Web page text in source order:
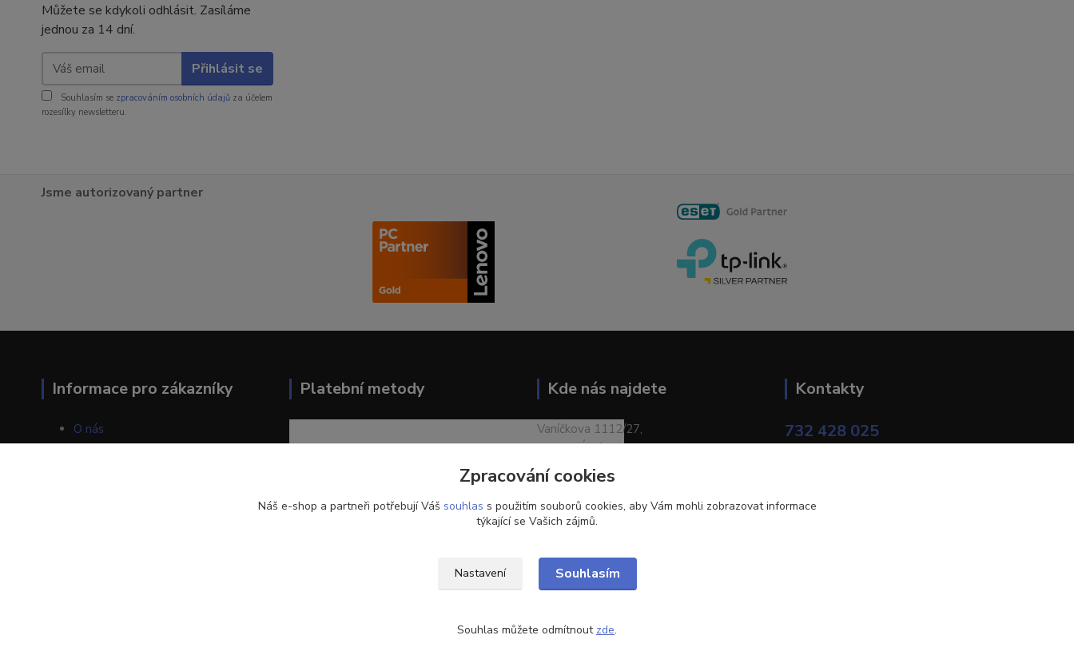
Můžete se kdykoli odhlásit. Zasíláme
jednou za 14 dní.
Přihlásit se
Souhlasím se zpracováním osobních údajů za účelem
rozesílky newsletteru.
Jsme autorizovaný partner
Informace pro zákazníky
O nás
Jak nakupovat
Platební metody Kde nás najdete
Vaníčkova 1112/27,
400 01 Ústí nad Labem-město
Kontakty
732 428 025
Zpracování cookies
Náš e-shop a partneři potřebují Váš souhlas s použitím souborů cookies, aby Vám mohli zobrazovat informace
týkající se Vašich zájmů.
Nastavení Souhlasím
Souhlas můžete odmítnout zde.